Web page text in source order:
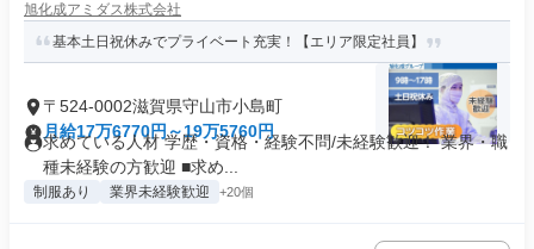
旭化成アミダス株式会社
基本土日祝休みでプライベート充実！【エリア限定社員】
〒524-0002滋賀県守山市小島町
月給17万6770円～19万5760円
求めている人材 学歴・資格・経験不問/未経験歓迎！ 業界・職
種未経験の方歓迎 ■求め...
制服あり 業界未経験歓迎 +20個